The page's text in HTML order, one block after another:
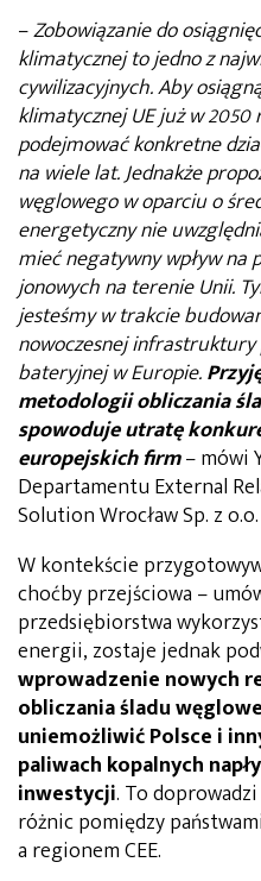
–Zobowiązanie do
klimatycznej to jedno z
cywilizacyjnych. Aby
klimatycznej UE już w 2050
podejmować konkretne
na wiele lat. Jednakże
węglowego w oparciu o
energetyczny nie
mieć negatywny wpływ
jonowych na terenie Unii.
jesteśmy w trakcie
nowoczesnej
bateryjnej w Europie.
metodologii obliczania
spowoduje utratę
europejskich firm– mówi
Departamentu External
Solution Wrocław Sp. z o.o.
W kontekście
choćby przejściowa –
przedsiębiorstwa
energii, zostaje jednak
wprowadzenie nowych
obliczania śladu
uniemożliwić Polsce i
paliwach kopalnych
inwestycji. To
różnic pomiędzy
a regionem CEE.